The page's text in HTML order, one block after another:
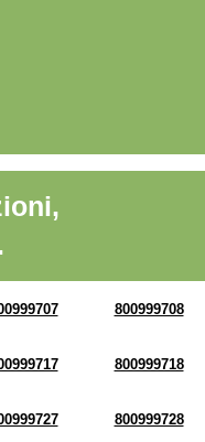
800999708
800999718
800999728